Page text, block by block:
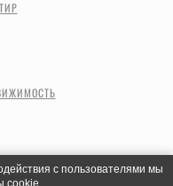
с пользователями мы
cookie.